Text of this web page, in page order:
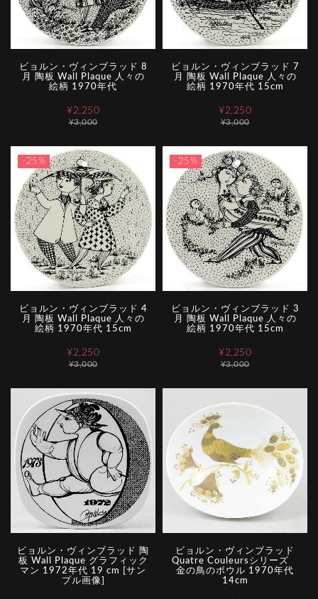
ビョルン・ヴィンブラッド 8
月 陶板 Wall Plaque 人々の
絵柄 1970年代
¥3,000
¥2,250
ビョルン・ヴィンブラッド 7
月 陶板 Wall Plaque 人々の
絵柄 1970年代 15cm
¥3,000
¥2,250
-25%
ビョルン・ヴィンブラッド 4
月 陶板 Wall Plaque 人々の
絵柄 1970年代 15cm
¥3,000
¥2,250
-25%
ビョルン・ヴィンブラッド 3
月 陶板 Wall Plaque 人々の
絵柄 1970年代 15cm
¥3,000
¥2,250
ビョルン・ヴィンブラッド 陶
板 Wall Plaque グラフィック
マン 1972年代 19 cm [サン
プル画像]
ビョルン・ヴィンブラッド
Quatre Couleursシリーズ
金の鳥のボウル 1970年代
14cm